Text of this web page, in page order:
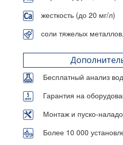
жесткость (до 20 мг/л)
соли тяжелых
Бесплатный анализ
Гарантия на
Монтаж и пуско-
Более 10 000